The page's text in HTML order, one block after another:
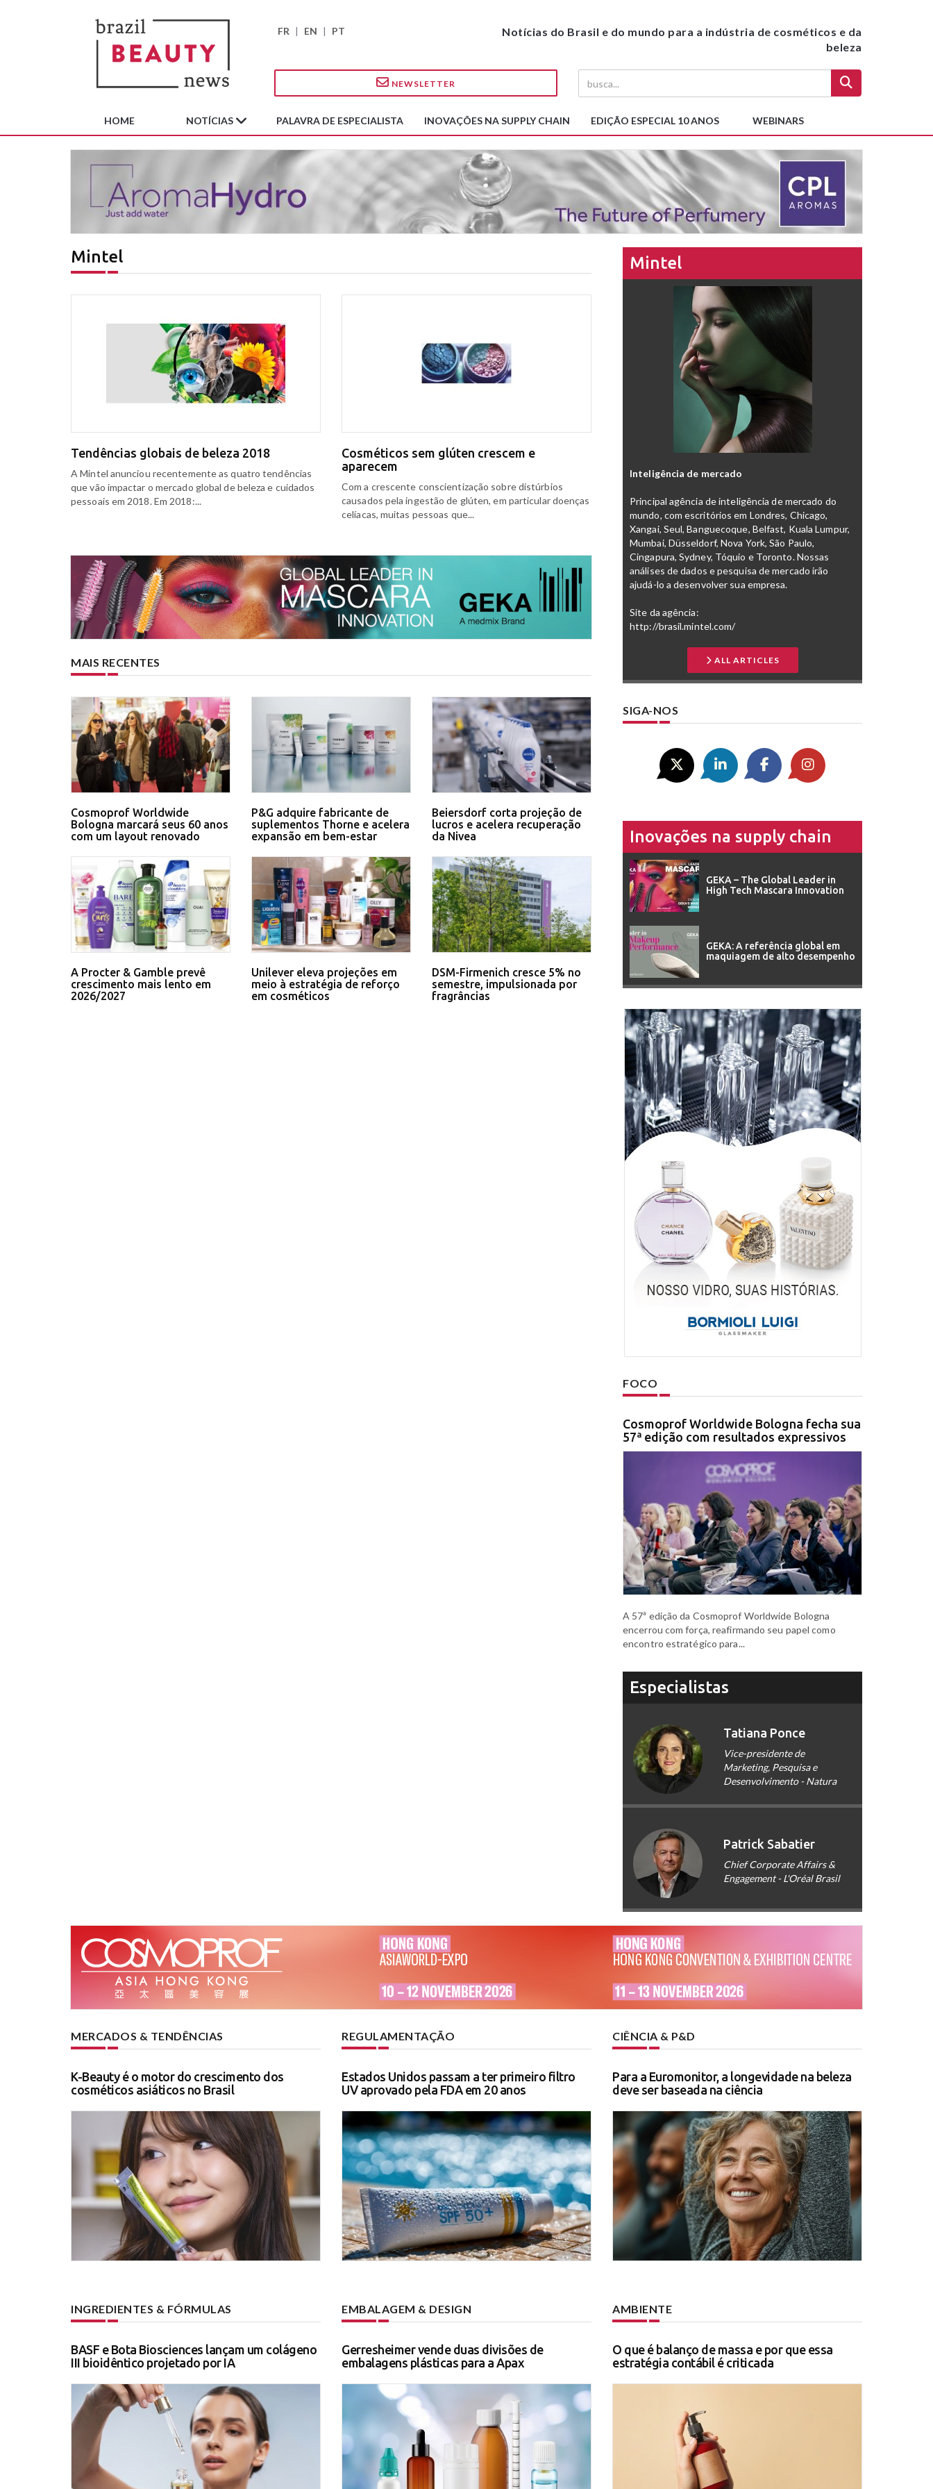
FR | EN | PT
Notícias do Brasil e do mundo para a indústria de cosméticos e da
beleza
NEWSLETTER
HOME NOTÍCIAS PALAVRA DE ESPECIALISTA INOVAÇÕES NA SUPPLY CHAIN EDIÇÃO ESPECIAL 10 ANOS WEBINARS
Mintel
Tendências globais de beleza 2018
A Mintel anunciou recentemente as quatro tendências
que vão impactar o mercado global de beleza e cuidados
pessoais em 2018. Em 2018:...
Cosméticos sem glúten crescem e
aparecem
Com a crescente conscientização sobre distúrbios
causados pela ingestão de glúten, em particular doenças
celíacas, muitas pessoas que...
MAIS RECENTES
Cosmoprof Worldwide
Bologna marcará seus 60 anos
com um layout renovado
P&G adquire fabricante de
suplementos Thorne e acelera
expansão em bem-estar
Beiersdorf corta projeção de
lucros e acelera recuperação
da Nivea
A Procter & Gamble prevê
crescimento mais lento em
2026/2027
Unilever eleva projeções em
meio à estratégia de reforço
em cosméticos
DSM-Firmenich cresce 5% no
semestre, impulsionada por
fragrâncias
Mintel
Inteligência de mercado
Principal agência de inteligência de mercado do
mundo, com escritórios em Londres, Chicago,
Xangai, Seul, Banguecoque, Belfast, Kuala Lumpur,
Mumbai, Düsseldorf, Nova York, São Paulo,
Cingapura, Sydney, Tóquio e Toronto. Nossas
análises de dados e pesquisa de mercado irão
ajudá-lo a desenvolver sua empresa.
Site da agência:
http://brasil.mintel.com/
ALL ARTICLES
SIGA-NOS
Inovações na supply chain
GEKA – The Global Leader in
High Tech Mascara Innovation
GEKA: A referência global em
maquiagem de alto desempenho
FOCO
Cosmoprof Worldwide Bologna fecha sua
57ª edição com resultados expressivos
A 57ª edição da Cosmoprof Worldwide Bologna
encerrou com força, reafirmando seu papel como
encontro estratégico para...
Especialistas
Tatiana Ponce
Vice-presidente de
Marketing, Pesquisa e
Desenvolvimento - Natura
Patrick Sabatier
Chief Corporate Affairs &
Engagement - L'Oréal Brasil
MERCADOS & TENDÊNCIAS
K-Beauty é o motor do crescimento dos
cosméticos asiáticos no Brasil
REGULAMENTAÇÃO
Estados Unidos passam a ter primeiro filtro
UV aprovado pela FDA em 20 anos
CIÊNCIA & P&D
Para a Euromonitor, a longevidade na beleza
deve ser baseada na ciência
INGREDIENTES & FÓRMULAS
BASF e Bota Biosciences lançam um colágeno
III bioidêntico projetado por IA
EMBALAGEM & DESIGN
Gerresheimer vende duas divisões de
embalagens plásticas para a Apax
AMBIENTE
O que é balanço de massa e por que essa
estratégia contábil é criticada